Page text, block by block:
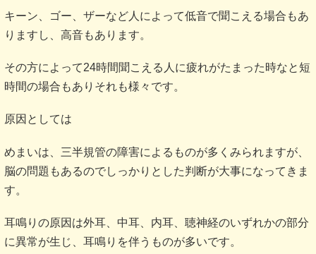
キーン、ゴー、ザーなど人によって低音で聞こえる場合もあ
りますし、高音もあります。
その方によって24時間聞こえる人に疲れがたまった時なと短
時間の場合もありそれも様々です。
原因としては
めまいは、三半規管の障害によるものが多くみられますが、
脳の問題もあるのでしっかりとした判断が大事になってきま
す。
耳鳴りの原因は外耳、中耳、内耳、聴神経のいずれかの部分
に異常が生じ、耳鳴りを伴うものが多いです。